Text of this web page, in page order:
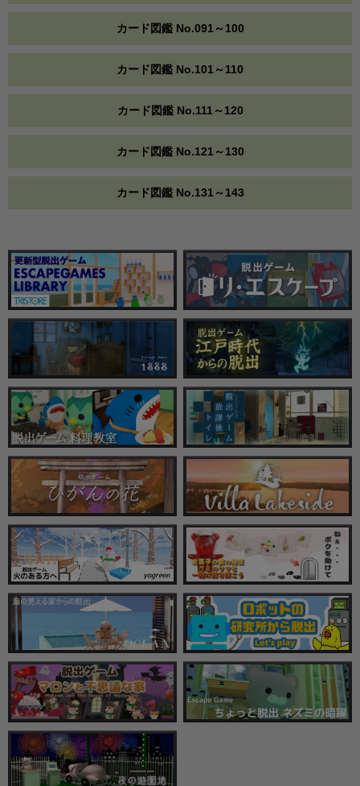
カード図鑑 No.091～100
カード図鑑 No.101～110
カード図鑑 No.111～120
カード図鑑 No.121～130
カード図鑑 No.131～143